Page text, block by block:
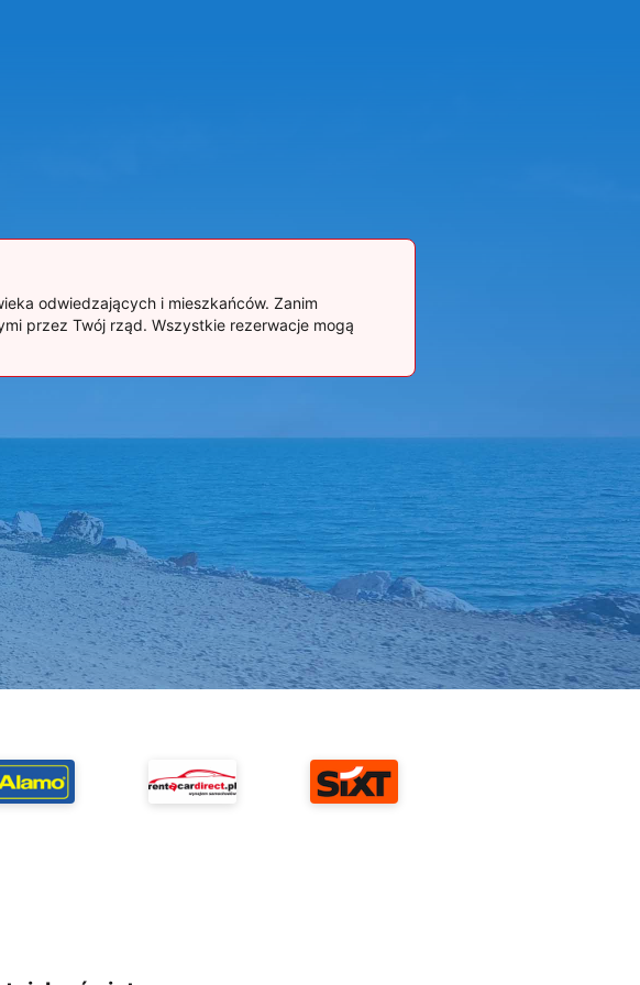
odwiedzających i mieszkańców. Zanim
przez Twój rząd. Wszystkie rezerwacje mogą